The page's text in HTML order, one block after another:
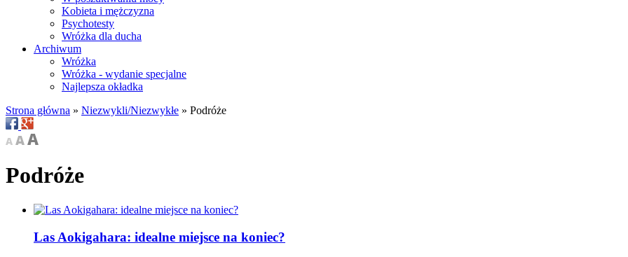
Kobieta i mężczyzna
Psychotesty
Wróżka dla ducha
Archiwum
Wróżka
Wróżka - wydanie specjalne
Najlepsza okładka
Strona główna » Niezwykli/Niezwykłe » Podróże
Podróże
Las Aokigahara: idealne miejsce na koniec?